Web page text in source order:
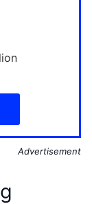
Advertisement